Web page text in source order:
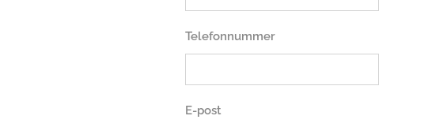
Telefonnummer
E-post